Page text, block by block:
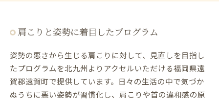
肩こりと姿勢に着目したプログラム
姿勢の悪さから生じる肩こりに対して、見直しを目指し
たプログラムを北九州よりアクセルいただける福岡県遠
賀郡遠賀町で提供しています。日々の生活の中で気づか
ぬうちに悪い姿勢が習慣化し、肩こりや首の違和感の原